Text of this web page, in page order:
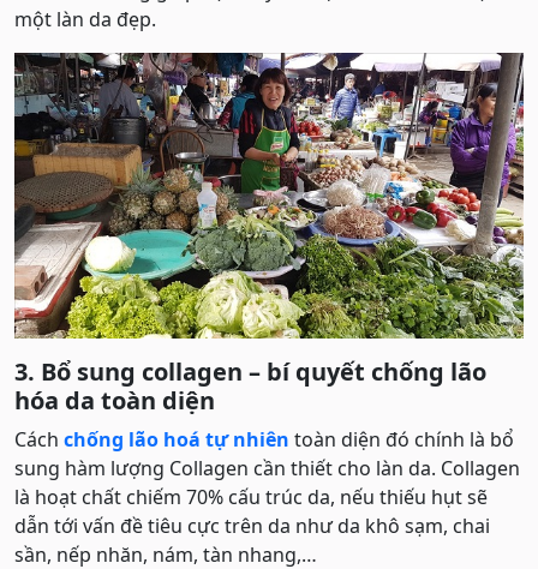
một làn da đẹp.
3. Bổ sung collagen – bí quyết chống lão
hóa da toàn diện
Cách chống lão hoá tự nhiên toàn diện đó chính là bổ
sung hàm lượng Collagen cần thiết cho làn da. Collagen
là hoạt chất chiếm 70% cấu trúc da, nếu thiếu hụt sẽ
dẫn tới vấn đề tiêu cực trên da như da khô sạm, chai
sần, nếp nhăn, nám, tàn nhang,…